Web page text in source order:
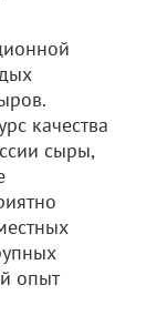
качества
сыры,
опыт